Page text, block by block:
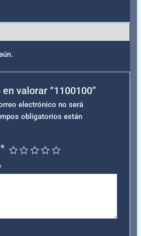
valorar “1100100”
electrónico no será
obligatorios están
*